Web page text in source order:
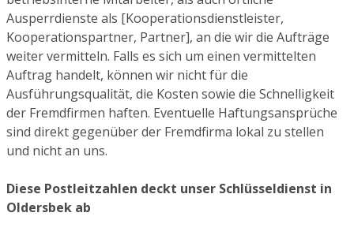
Ausperrdienste als [Kooperationsdienstleister,
Kooperationspartner, Partner], an die wir die Aufträge
weiter vermitteln. Falls es sich um einen vermittelten
Auftrag handelt, können wir nicht für die
Ausführungsqualität, die Kosten sowie die Schnelligkeit
der Fremdfirmen haften. Eventuelle Haftungsansprüche
sind direkt gegenüber der Fremdfirma lokal zu stellen
und nicht an uns.
Diese Postleitzahlen deckt unser Schlüsseldienst in
Oldersbek ab